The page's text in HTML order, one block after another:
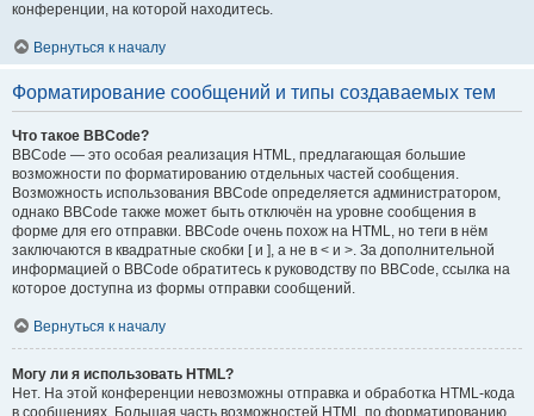
конференции, на которой находитесь.
Вернуться к началу
Форматирование сообщений и типы создаваемых тем
Что такое BBCode?
BBCode — это особая реализация HTML, предлагающая большие
возможности по форматированию отдельных частей сообщения.
Возможность использования BBCode определяется администратором,
однако BBCode также может быть отключён на уровне сообщения в
форме для его отправки. BBCode очень похож на HTML, но теги в нём
заключаются в квадратные скобки [ и ], а не в < и >. За дополнительной
информацией о BBCode обратитесь к руководству по BBCode, ссылка на
которое доступна из формы отправки сообщений.
Вернуться к началу
Могу ли я использовать HTML?
Нет. На этой конференции невозможны отправка и обработка HTML-кода
в сообщениях. Большая часть возможностей HTML по форматированию